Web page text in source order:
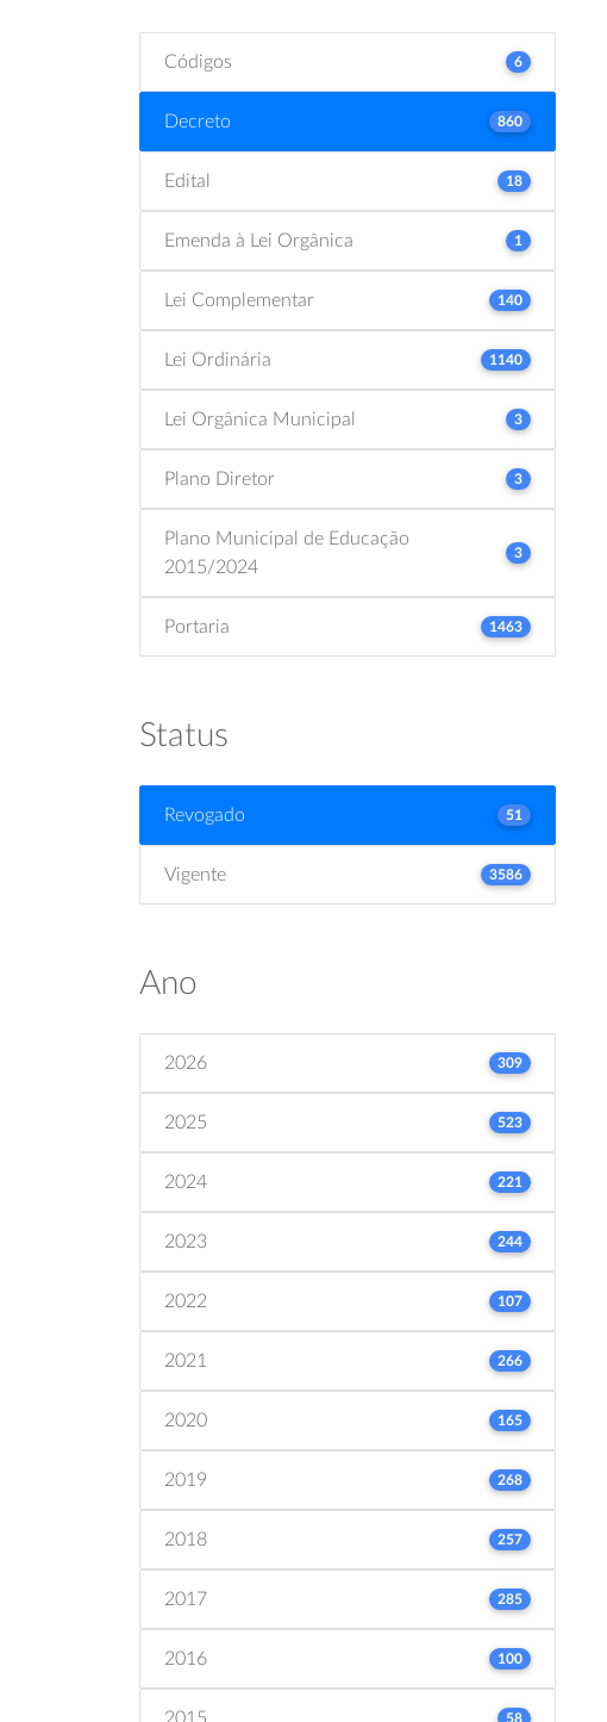
Códigos 6
Decreto 860
Edital 18
Emenda à Lei Orgânica 1
Lei Complementar 140
Lei Ordinária 1140
Lei Orgânica Municipal 3
Plano Diretor 3
Plano Municipal de Educação
2015/2024
3
Portaria 1463
Status
Revogado 51
Vigente 3586
Ano
2026 309
2025 523
2024 221
2023 244
2022 107
2021 266
2020 165
2019 268
2018 257
2017 285
2016 100
2015 58